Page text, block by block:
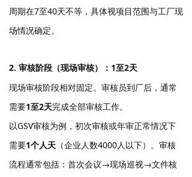
周期在7至40天不等，具体视项目范围与工厂现
场情况确定。
2. 审核阶段（现场审核）：1至2天
现场审核阶段相对固定。审核员到厂后，通常
需要1至2天完成全部审核工作。
以GSV审核为例，初次审核或年审正常情况下
需要1个人天 （企业人数4000人以下）。审核
流程通常包括：首次会议→现场巡视→文件核